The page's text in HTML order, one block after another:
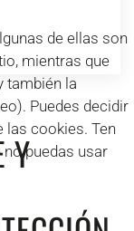
Y
de ellas son
mientras que
también la
Puedes decidir
las cookies. Ten
no puedas usar